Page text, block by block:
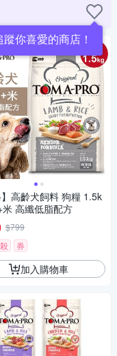
你喜愛的商店！
】高齡犬飼料 狗糧 1.5k
高纖低脂配方
$799
券
加入購物車